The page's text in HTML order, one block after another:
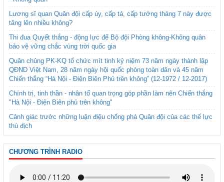
Lương sĩ quan Quân đội cấp úy, cấp tá, cấp tướng tháng 7 này được
tăng lên nhiều không?
Thi đua Quyết thắng - động lực để Bộ đội Phòng không-Không quân
bảo vệ vững chắc vùng trời quốc gia
Quân chủng PK-KQ tổ chức mít tinh kỷ niệm 73 năm ngày thành lập
QĐND Việt Nam, 28 năm ngày hội quốc phòng toàn dân và 45 năm
Chiến thắng “Hà Nội - Điện Biên Phủ trên không” (12-1972 / 12-2017)
Chính trị, tinh thần - nhân tố quan trọng góp phần làm nên Chiến thắng
"Hà Nội - Điện Biên phủ trên không"
Cảnh giác trước những luận điệu chống phá Quân đội của các thế lực
thù địch
CHƯƠNG TRÌNH RADIO